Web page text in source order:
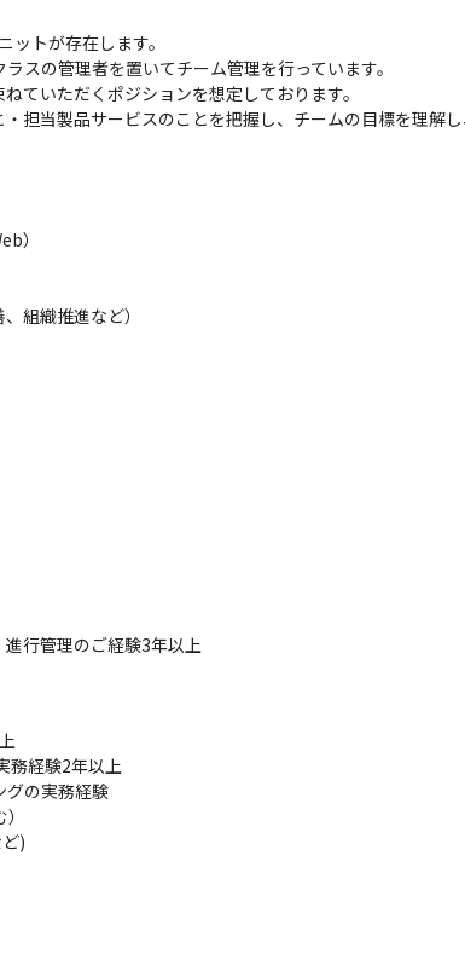
トが存在します。
スの管理者を置いてチーム管理を行っています。
ていただくポジションを想定しております。
担当製品サービスのことを把握し、チームの目標を理解
）
組織推進など）
進行管理のご経験3年以上
務経験2年以上
グの実務経験
)